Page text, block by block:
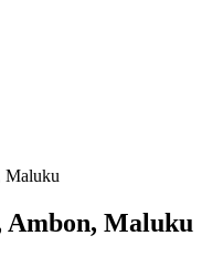
Maluku
Ambon, Maluku